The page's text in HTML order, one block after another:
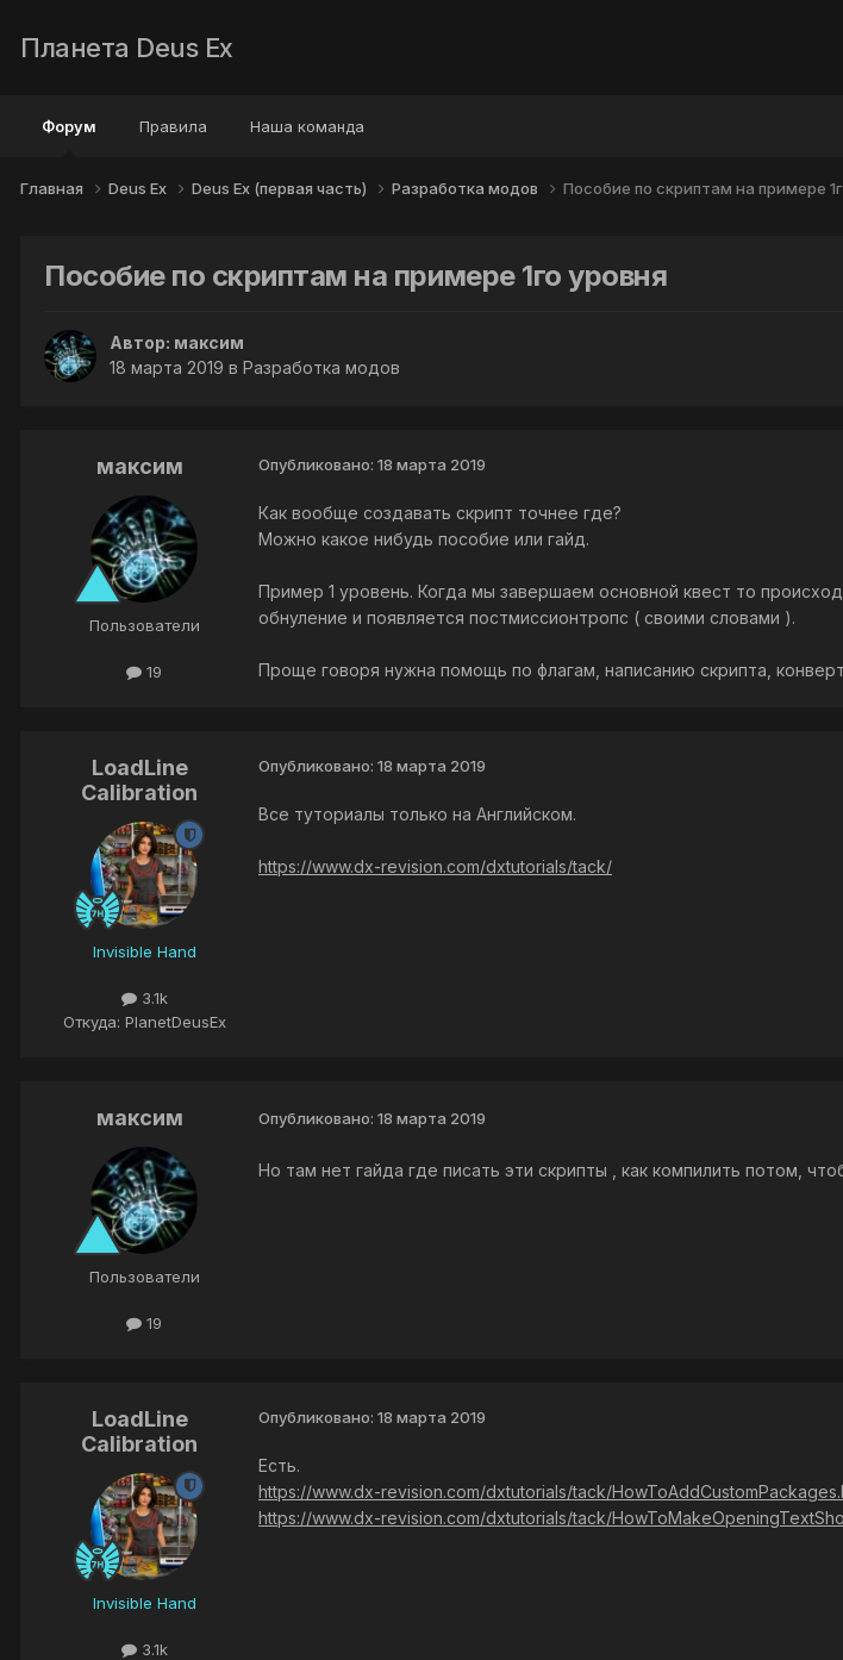
Планета Deus Ex
Форум Правила Наша команда
Главная Deus Ex Deus Ex (первая часть) Разработка модов Пособие по скриптам на примере
Пособие по скриптам на примере 1го уровня
Автор: максим
18 марта 2019 в Разработка модов
максим
Пользователи
19
Опубликовано: 18 марта 2019
Как вообще создавать скрипт точнее где?
Можно какое нибудь пособие или гайд.
Пример 1 уровень. Когда мы завершаем основной квест то
обнуление и появляется постмиссионтропс ( своими словами ).
Проще говоря нужна помощь по флагам, написанию скрипта,
LoadLine
Calibration
Invisible Hand
3.1k
Откуда: PlanetDeusEx
Опубликовано: 18 марта 2019
Все туториалы только на Английском.
https://www.dx-revision.com/dxtutorials/tack/
максим
Пользователи
19
Опубликовано: 18 марта 2019
Но там нет гайда где писать эти скрипты , как компилить потом,
LoadLine
Calibration
Invisible Hand
3.1k
Опубликовано: 18 марта 2019
Есть.
https://www.dx-revision.com/dxtutorials/tack/
https://www.dx-revision.com/dxtutorials/tack/